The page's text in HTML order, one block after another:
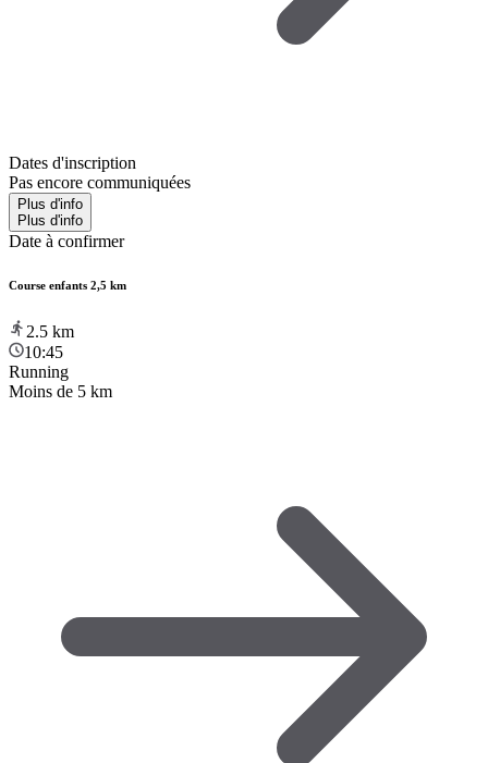
Dates d'inscription
Pas encore communiquées
Plus d'info
Plus d'info
Date à confirmer
Course enfants 2,5 km
2.5 km
10:45
Running
Moins de 5 km